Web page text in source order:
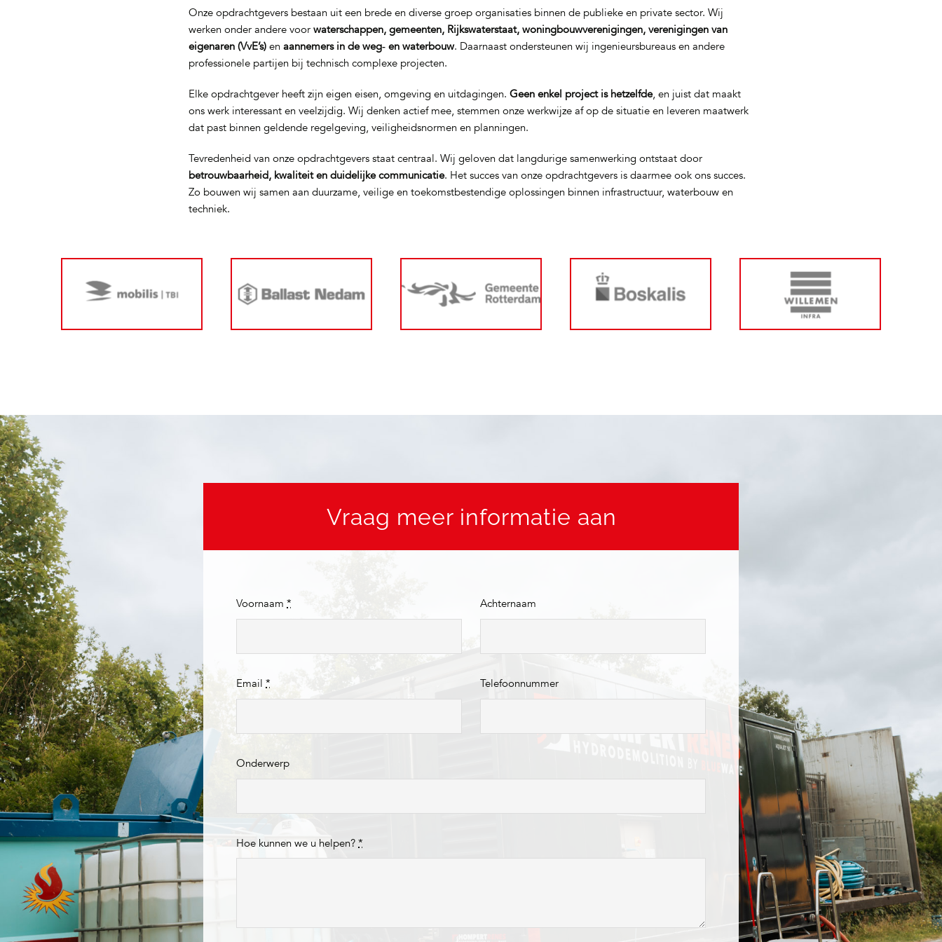
Onze opdrachtgevers bestaan uit een brede en diverse groep organisaties binnen de publieke en private sector. Wij
werken onder andere voorwaterschappen, gemeenten, Rijkswaterstaat, woningbouwverenigingen, verenigingen van
eigenaren (VvE’s) enaannemers in de weg‑ en waterbouw. Daarnaast ondersteunen wij ingenieursbureaus en andere
professionele partijen bij technisch complexe projecten.
Elke opdrachtgever heeft zijn eigen eisen, omgeving en uitdagingen.Geen enkel project is hetzelfde, en juist dat maakt
ons werk interessant en veelzijdig. Wij denken actief mee, stemmen onze werkwijze af op de situatie en leveren maatwerk
dat past binnen geldende regelgeving, veiligheidsnormen en planningen.
Tevredenheid van onze opdrachtgevers staat centraal. Wij geloven dat langdurige samenwerking ontstaat door
betrouwbaarheid, kwaliteit en duidelijke communicatie. Het succes van onze opdrachtgevers is daarmee ook ons succes.
Zo bouwen wij samen aan duurzame, veilige en toekomstbestendige oplossingen binnen infrastructuur, waterbouw en
techniek.
Vraag meer informatie aan
Voornaam*
Email*
Achternaam
Telefoonnummer
Onderwerp
Hoe kunnen we u helpen?*